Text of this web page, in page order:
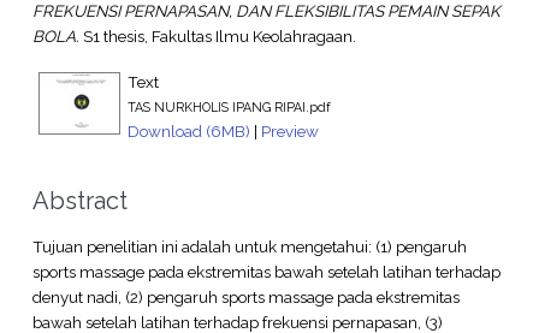
FREKUENSI PERNAPASAN, DAN FLEKSIBILITAS PEMAIN SEPAK
BOLA. S1 thesis, Fakultas Ilmu Keolahragaan.
Text
TAS NURKHOLIS IPANG RIPAI.pdf
Download (6MB) | Preview
Abstract
Tujuan penelitian ini adalah untuk mengetahui: (1) pengaruh
sports massage pada ekstremitas bawah setelah latihan terhadap
denyut nadi, (2) pengaruh sports massage pada ekstremitas
bawah setelah latihan terhadap frekuensi pernapasan, (3)